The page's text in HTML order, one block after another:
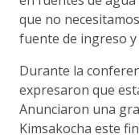
que no
fuente de ingreso y
Durante la
expresaron que
Anunciaron una
Kimsakocha este